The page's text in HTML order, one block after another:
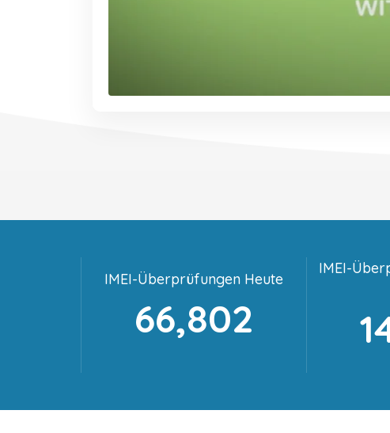
IMEI-Überprüfungen Heute
66,802
IMEI-